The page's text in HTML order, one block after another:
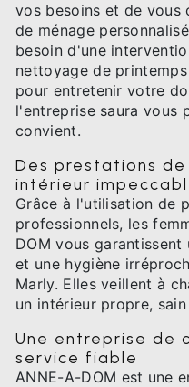
vos besoins et de vous
de ménage
besoin d'une
nettoyage de
pour entretenir votre
l'entreprise saura vous
convient.
Des prestations
intérieur
Grâce à l'utilisation de
professionnels, les
DOM vous
et une hygiène
Marly. Elles veillent à
un intérieur propre,
Une entreprise de
service fiable
ANNE-A-DOM est une